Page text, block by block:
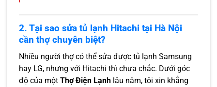
2. Tại sao sửa tủ lạnh Hitachi tại Hà Nội
cần thợ chuyên biệt?
Nhiều người thợ có thể sửa được tủ lạnh Samsung
hay LG, nhưng với Hitachi thì chưa chắc. Dưới góc
độ của một Thợ Điện Lạnh lâu năm, tôi xin khẳng